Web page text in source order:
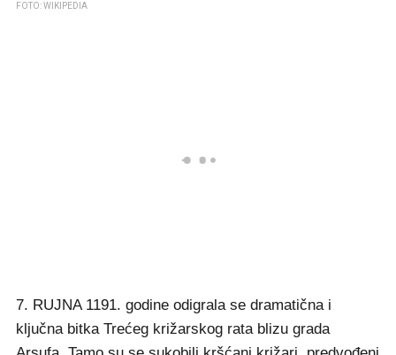
FOTO: WIKIPEDIA
7. RUJNA 1191. godine odigrala se dramatična i
ključna bitka Trećeg križarskog rata blizu grada